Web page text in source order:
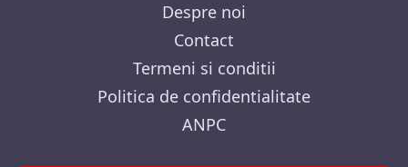
Despre noi
Contact
Termeni si conditii
Politica de confidentialitate
ANPC